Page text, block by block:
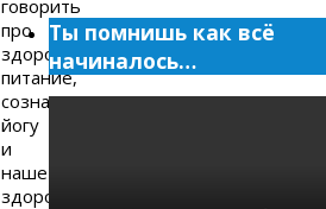
говорить
про
здоровое
питание,
сознание,
йогу
и
наше
здоровье.
Ты помнишь как всё
начиналось…